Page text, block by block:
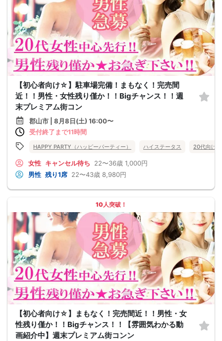
【初心者向け☆】駐車場完備！まもなく！完売間
近！！男性・女性残り僅か！！Bigチャンス！！週
末プレミアム街コン
郡山市 | 8月8日(土) 16:00〜
受付終了まで11時間
HAPPY PARTY（ハッピーパーティー） ハイステータス 20代向け
女性 キャンセル待ち 22〜36歳 1,000円
男性 残り1席 22〜43歳 8,980円
10人突破！
【初心者向け☆】まもなく！完売間近！！男性・女
性残り僅か！！Bigチャンス！！【雰囲気わかる動
画紹介中】週末プレミアム街コンン